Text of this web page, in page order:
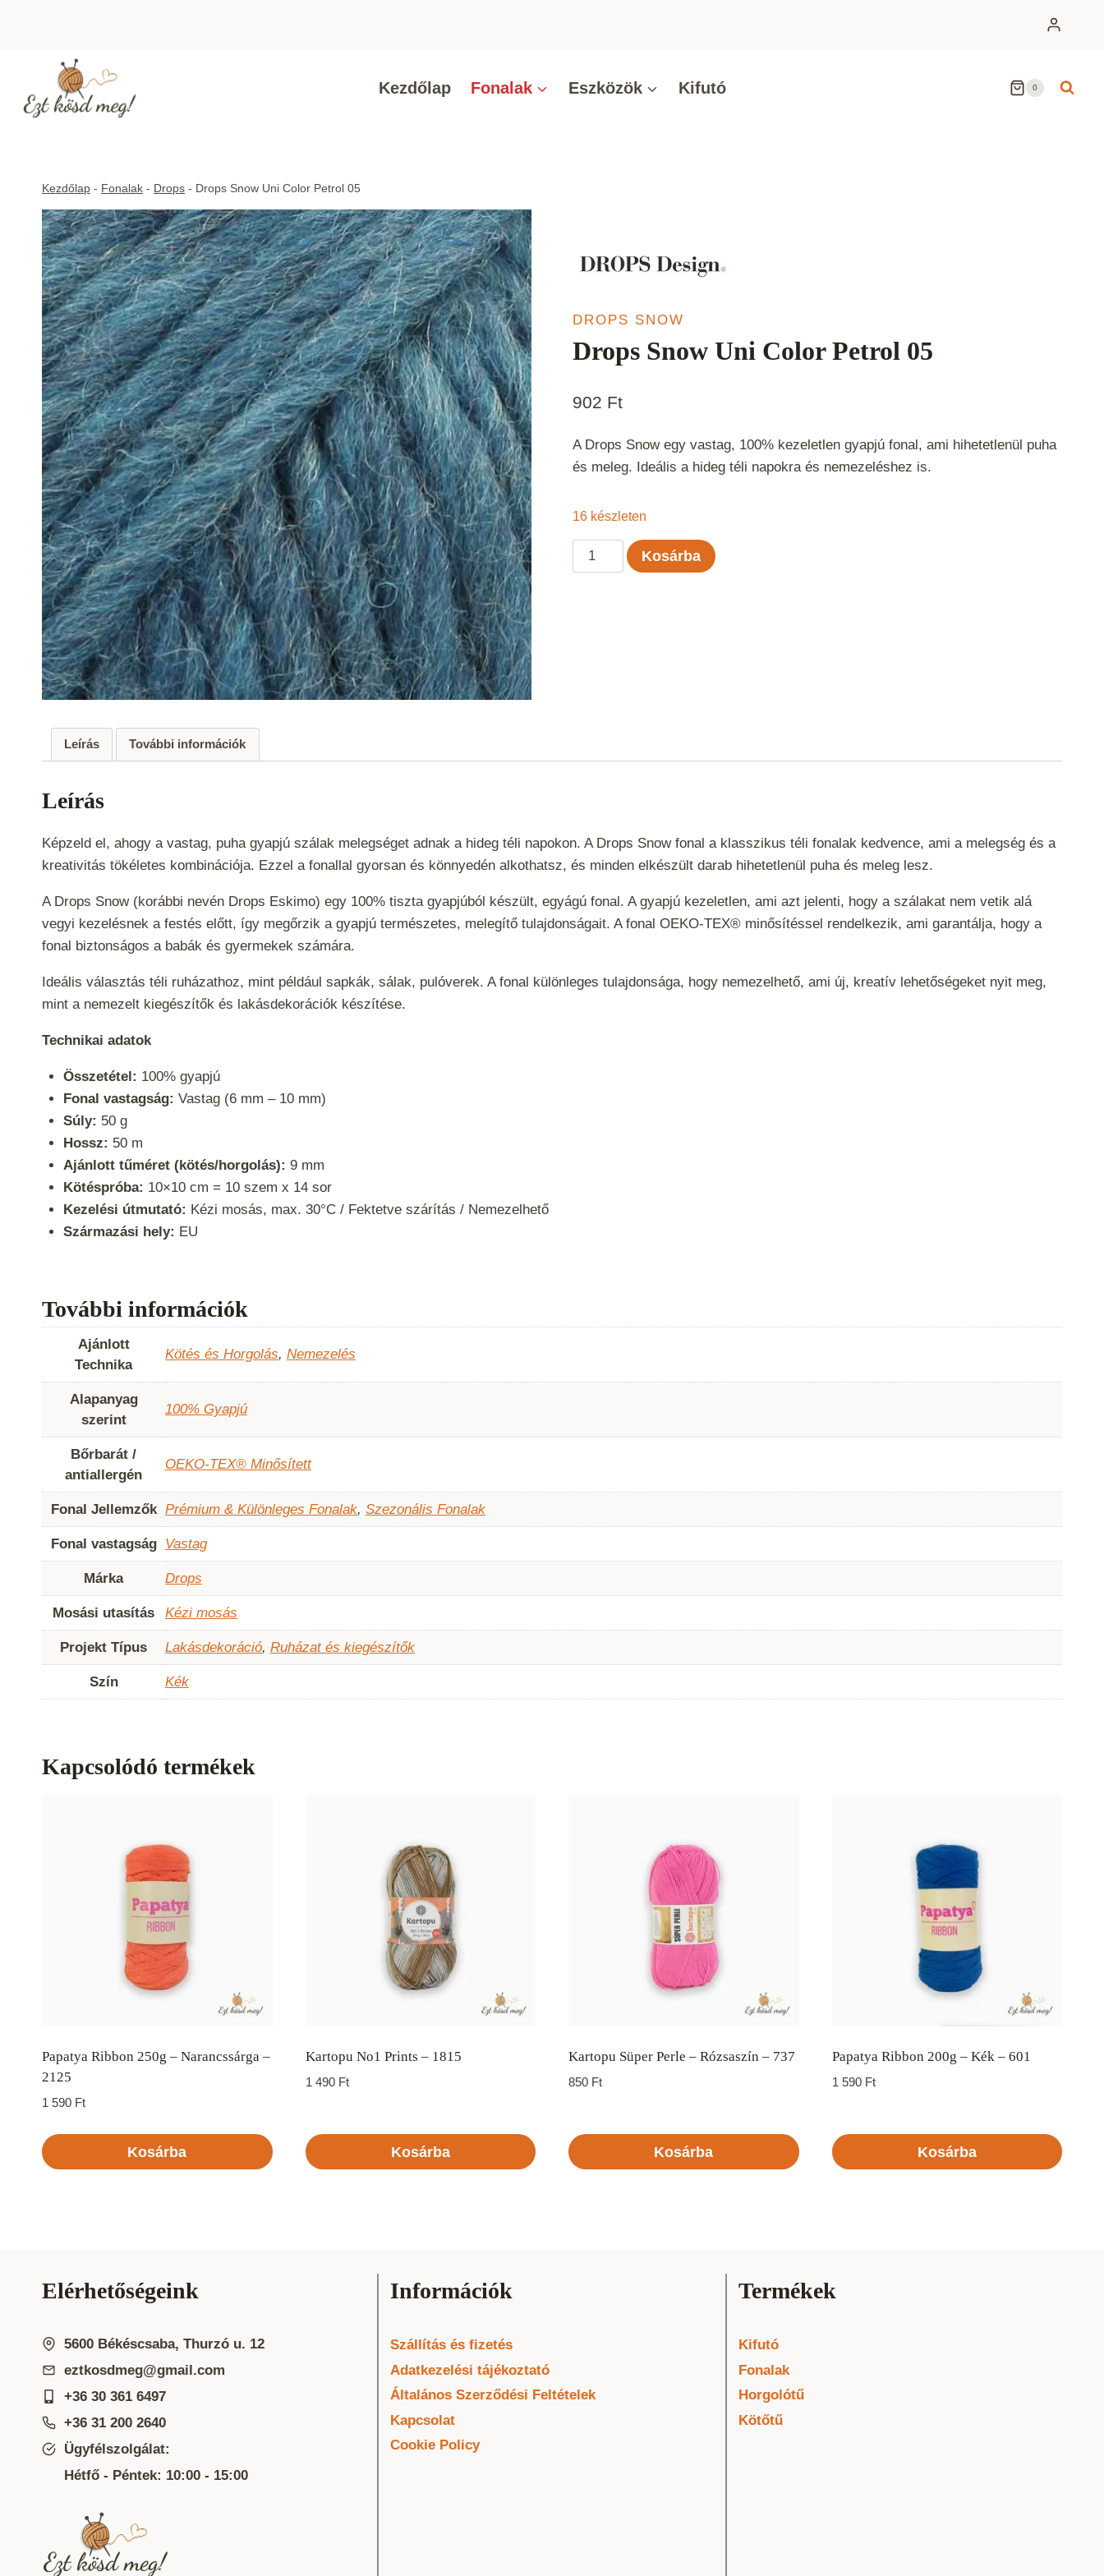
Kezdőlap Fonalak Eszközök Kifutó 0
Kezdőlap - Fonalak - Drops - Drops Snow Uni Color Petrol 05
DROPS SNOW
Drops Snow Uni Color Petrol 05
902 Ft
A Drops Snow egy vastag, 100% kezeletlen gyapjú fonal, ami hihetetlenül puha
és meleg. Ideális a hideg téli napokra és nemezeléshez is.
16 készleten
Drops
Snow
Kosárba
Leírás További információk
Leírás
Képzeld el, ahogy a vastag, puha gyapjú szálak melegséget adnak a hideg téli napokon. A Drops Snow fonal a klasszikus téli fonalak kedvence, ami a melegség és a
kreativitás tökéletes kombinációja. Ezzel a fonallal gyorsan és könnyedén alkothatsz, és minden elkészült darab hihetetlenül puha és meleg lesz.
A Drops Snow (korábbi nevén Drops Eskimo) egy 100% tiszta gyapjúból készült, egyágú fonal. A gyapjú kezeletlen, ami azt jelenti, hogy a szálakat nem vetik alá
vegyi kezelésnek a festés előtt, így megőrzik a gyapjú természetes, melegítő tulajdonságait. A fonal OEKO-TEX® minősítéssel rendelkezik, ami garantálja, hogy a
fonal biztonságos a babák és gyermekek számára.
Ideális választás téli ruházathoz, mint például sapkák, sálak, pulóverek. A fonal különleges tulajdonsága, hogy nemezelhető, ami új, kreatív lehetőségeket nyit meg,
mint a nemezelt kiegészítők és lakásdekorációk készítése.
Technikai adatok
Összetétel: 100% gyapjú
Fonal vastagság: Vastag (6 mm – 10 mm)
Súly: 50 g
Hossz: 50 m
Ajánlott tűméret (kötés/horgolás): 9 mm
Kötéspróba: 10×10 cm = 10 szem x 14 sor
Kezelési útmutató: Kézi mosás, max. 30°C / Fektetve szárítás / Nemezelhető
Származási hely: EU
További információk
Ajánlott
Technika
Kötés és Horgolás, Nemezelés
Alapanyag
szerint
100% Gyapjú
Bőrbarát /
antiallergén
OEKO-TEX® Minősített
Fonal Jellemzők Prémium & Különleges Fonalak, Szezonális Fonalak
Fonal vastagság Vastag
Márka Drops
Mosási utasítás Kézi mosás
Projekt Típus Lakásdekoráció, Ruházat és kiegészítők
Szín Kék
Kapcsolódó termékek
Papatya Ribbon 250g – Narancssárga –
2125
1 590 Ft
Kosárba
Kartopu No1 Prints – 1815
1 490 Ft
Kosárba
Kartopu Süper Perle – Rózsaszín – 737
850 Ft
Kosárba
Papatya Ribbon 200g – Kék – 601
1 590 Ft
Kosárba
Elérhetőségeink
5600 Békéscsaba, Thurzó u. 12
eztkosdmeg@gmail.com
+36 30 361 6497
+36 31 200 2640
Ügyfélszolgálat:
Hétfő - Péntek: 10:00 - 15:00
Információk
Szállítás és fizetés
Adatkezelési tájékoztató
Általános Szerződési Feltételek
Kapcsolat
Cookie Policy
Termékek
Kifutó
Fonalak
Horgolótű
Kötőtű